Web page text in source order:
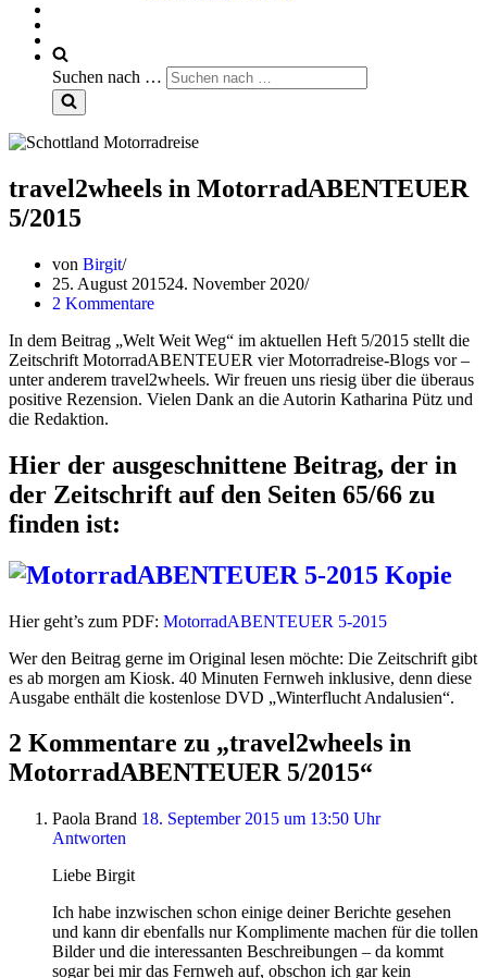
Suchen nach …
travel2wheels in MotorradABENTEUER
5/2015
von Birgit
25. August 201524. November 2020
2 Kommentare
In dem Beitrag „Welt Weit Weg“ im aktuellen Heft 5/2015 stellt die
Zeitschrift MotorradABENTEUER vier Motorradreise-Blogs vor –
unter anderem travel2wheels. Wir freuen uns riesig über die überaus
positive Rezension. Vielen Dank an die Autorin Katharina Pütz und
die Redaktion.
Hier der ausgeschnittene Beitrag, der in
der Zeitschrift auf den Seiten 65/66 zu
finden ist:
Hier geht’s zum PDF: MotorradABENTEUER 5-2015
Wer den Beitrag gerne im Original lesen möchte: Die Zeitschrift gibt
es ab morgen am Kiosk. 40 Minuten Fernweh inklusive, denn diese
Ausgabe enthält die kostenlose DVD „Winterflucht Andalusien“.
2 Kommentare zu „travel2wheels in
MotorradABENTEUER 5/2015“
Paola Brand 18. September 2015 um 13:50 Uhr
Antworten
Liebe Birgit
Ich habe inzwischen schon einige deiner Berichte gesehen
und kann dir ebenfalls nur Komplimente machen für die tollen
Bilder und die interessanten Beschreibungen – da kommt
sogar bei mir das Fernweh auf, obschon ich gar kein